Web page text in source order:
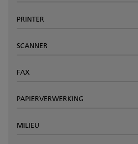
PRINTER
SCANNER
FAX
PAPIERVERWERKING
MILIEU